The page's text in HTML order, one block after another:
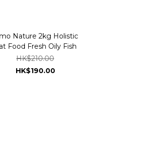
Nature 2kg Holistic
Food Fresh Oily Fish
HK$210.00
HK$190.00